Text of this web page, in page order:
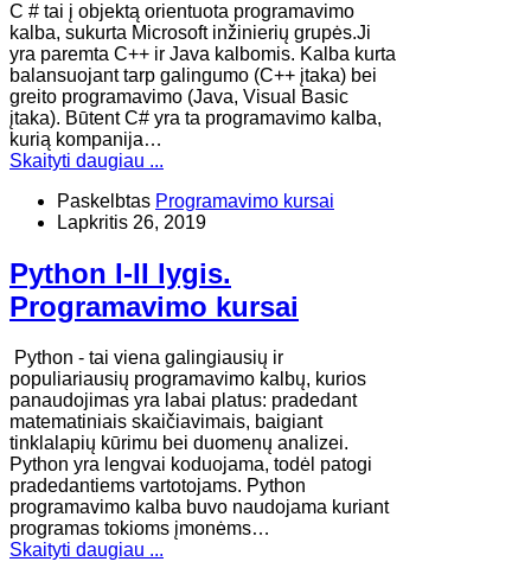
​C # tai į objektą orientuota programavimo
kalba, sukurta Microsoft inžinierių grupės.Ji
yra paremta C++ ir Java kalbomis. Kalba kurta
balansuojant tarp galingumo (C++ įtaka) bei
greito programavimo (Java, Visual Basic
įtaka). Būtent C# yra ta programavimo kalba,
kurią kompanija…
Skaityti daugiau ...
Paskelbtas Programavimo kursai
Lapkritis 26, 2019
Python I-II lygis.
Programavimo kursai
Python - tai viena galingiausių ir
populiariausių programavimo kalbų, kurios
panaudojimas yra labai platus: pradedant
matematiniais skaičiavimais, baigiant
tinklalapių kūrimu bei duomenų analizei.
Python yra lengvai koduojama, todėl patogi
pradedantiems vartotojams. Python
programavimo kalba buvo naudojama kuriant
programas tokioms įmonėms…
Skaityti daugiau ...